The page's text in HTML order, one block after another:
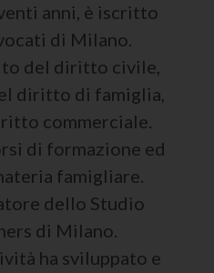
anni, è iscritto
di Milano.
del diritto civile,
diritto di famiglia,
commerciale.
di formazione ed
famigliare.
dello Studio
di Milano.
ha sviluppato e